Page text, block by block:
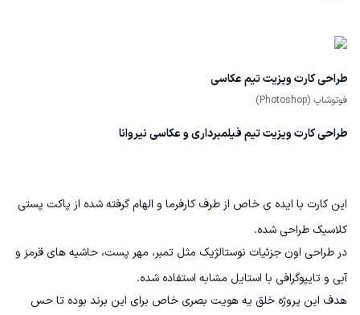
طراحی کارت ویزیت تیم عکاسی
فوتوشاپ (Photoshop)
طراحی‌ کارت ویزیت تیم فیلمبرداری و عکاسی نیروانا
این کارت با ایده ی خاص از طرف کارفرما و الهام گرفته‌ شده از پاکت پستی
کلاسیک طراحی شده.
در طراحی اون جزئیات نوستالژیک مثل تمبر، مهر پست، حاشیه های قرمز و
آبی و تایپوگرافی با استایل مشابه استفاده شده.
هدف این پروژه خلق یه هویت بصری خاص‌ برای این برند بوده تا حس